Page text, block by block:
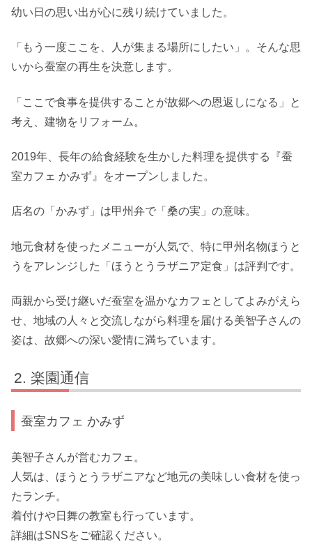
幼い日の思い出が心に残り続けていました。
「もう一度ここを、人が集まる場所にしたい」。そんな思
いから蚕室の再生を決意します。
「ここで食事を提供することが故郷への恩返しになる」と
考え、建物をリフォーム。
2019年、長年の給食経験を生かした料理を提供する『蚕
室カフェ かみず』をオープンしました。
店名の「かみず」は甲州弁で「桑の実」の意味。
地元食材を使ったメニューが人気で、特に甲州名物ほうと
うをアレンジした「ほうとうラザニア定食」は評判です。
両親から受け継いだ蚕室を温かなカフェとしてよみがえら
せ、地域の人々と交流しながら料理を届ける美智子さんの
姿は、故郷への深い愛情に満ちています。
楽園通信
蚕室カフェ かみず
美智子さんが営むカフェ。
人気は、ほうとうラザニアなど地元の美味しい食材を使っ
たランチ。
着付けや日舞の教室も行っています。
詳細はSNSをご確認ください。